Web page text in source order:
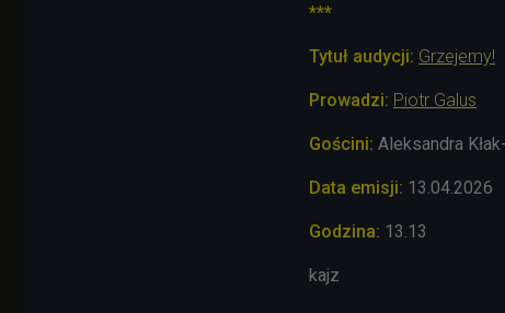
***
Tytuł audycji: Grzejemy!
Prowadzi: Piotr Galus
Gościni: Aleksandra
Data emisji: 13.04.2026
Godzina: 13.13
kajz